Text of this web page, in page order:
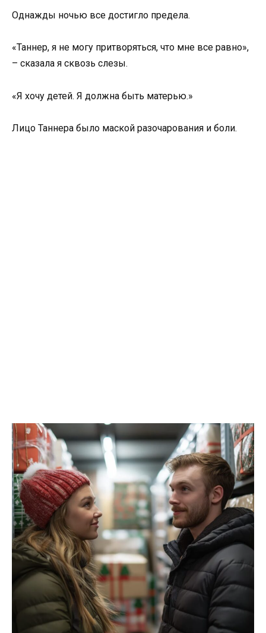
Однажды ночью все достигло предела.
«Таннер, я не могу притворяться, что мне все равно»,
– сказала я сквозь слезы.
«Я хочу детей. Я должна быть матерью.»
Лицо Таннера было маской разочарования и боли.